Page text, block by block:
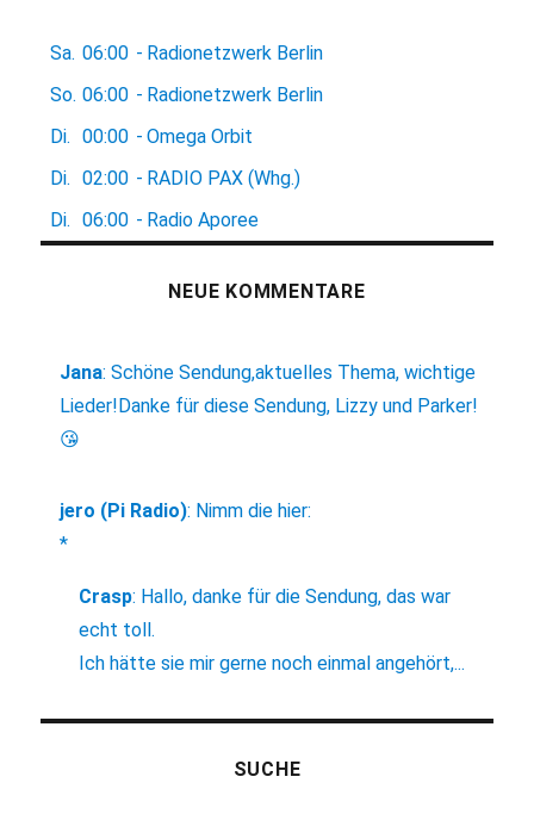
Sa. 06:00 - Radionetzwerk Berlin
So. 06:00 - Radionetzwerk Berlin
Di.
00:00 - Omega Orbit
Di.
02:00 - RADIO PAX (Whg.)
Di.
06:00 - Radio Aporee
NEUE KOMMENTARE
Jana:Schöne Sendung,aktuelles Thema, wichtige
Lieder!Danke für diese Sendung, Lizzy und Parker!
😘
jero (Pi Radio): Nimm die hier:
*
Crasp: Hallo, danke für die Sendung, das war
echt toll.
Ich hätte sie mir gerne noch einmal angehört,...
SUCHE